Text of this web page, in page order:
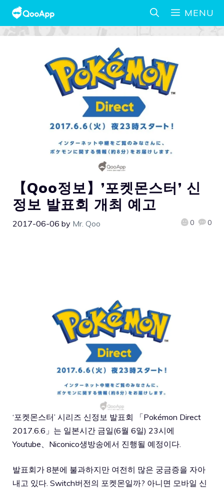
MENU
【Qoo정보】’포켓몬스터’ 신
정보 발표회 개최 예고
2017-06-06 by Mr. Qoo 0 0
‘포켓몬스터’ 시리즈 신정보 발표회 「Pokémon Direct
2017.6.6」는 일본시간 금일(6월 6일) 23시에
Youtube、Niconico생방송에서 진행될 예정이다.
발표회가 8분에 불과하지만 여전히 많은 궁금증을 자아
내고 있다. Switch버전의 포켓몬일까? 아니면 모바일 신